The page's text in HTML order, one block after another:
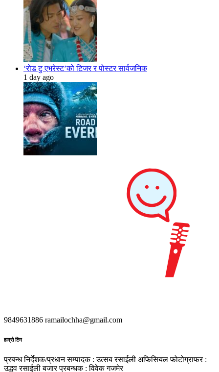
‘रोड टु एभरेस्ट’को टिजर र पोस्टर सार्वजनिक
1 day ago
9849631886 ramailochha@gmail.com
हाम्रो टिम
प्रबन्ध निर्देशक/प्रधान सम्पादक : उत्सब रसाईली अफिसियल फोटोग्राफर :
उद्धव रसाईली बजार प्रबन्धक : विवेक गजमेर